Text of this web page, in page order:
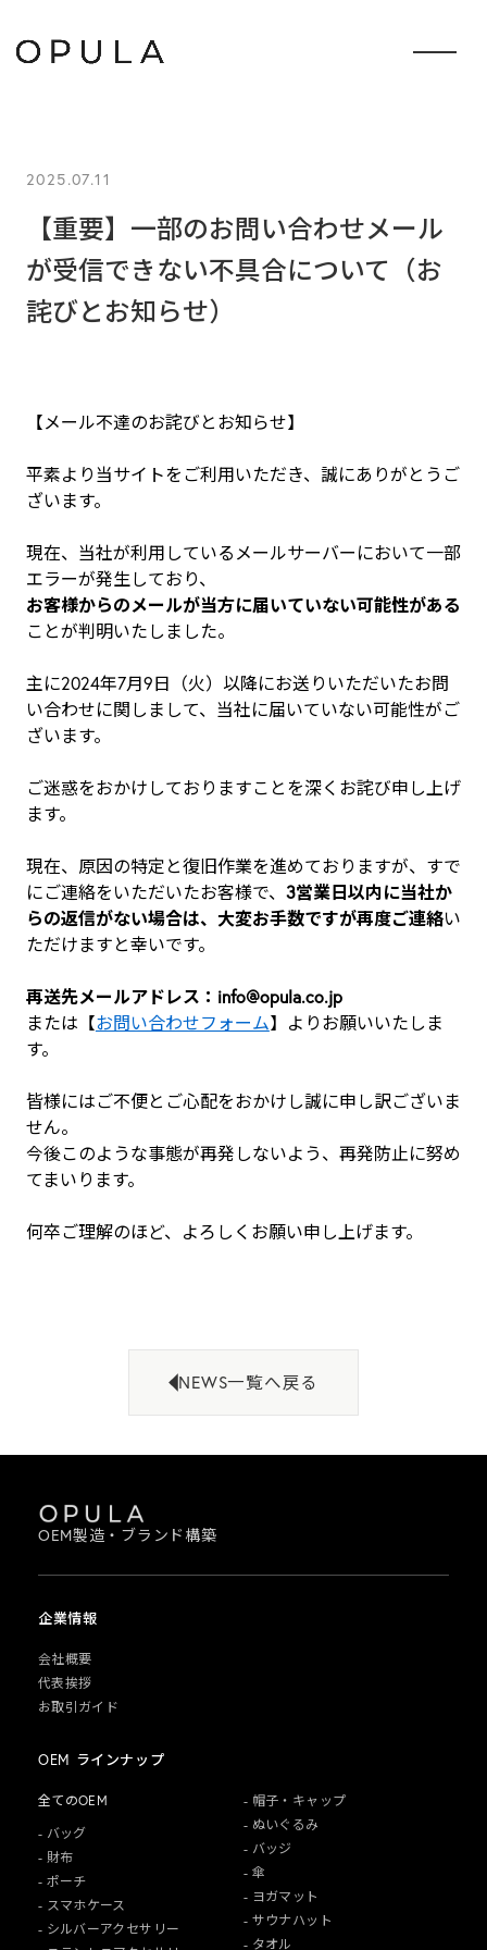
2025.07.11
【重要】一部のお問い合わせメール
が受信できない不具合について（お
詫びとお知らせ）
【メール不達のお詫びとお知らせ】
平素より当サイトをご利用いただき、誠にありがとうご
ざいます。
現在、当社が利用しているメールサーバーにおいて一部
エラーが発生しており、
お客様からのメールが当方に届いていない可能性がある
ことが判明いたしました。
主に2024年7月9日（火）以降にお送りいただいたお問
い合わせに関しまして、当社に届いていない可能性がご
ざいます。
ご迷惑をおかけしておりますことを深くお詫び申し上げ
ます。
現在、原因の特定と復旧作業を進めておりますが、すで
にご連絡をいただいたお客様で、 3営業日以内に当社か
らの返信がない場合は、大変お手数ですが再度ご連絡い
ただけますと幸いです。
再送先メールアドレス：info@opula.co.jp
または【お問い合わせフォーム】よりお願いいたしま
す。
皆様にはご不便とご心配をおかけし誠に申し訳ございま
せん。
今後このような事態が再発しないよう、再発防止に努め
てまいります。
何卒ご理解のほど、よろしくお願い申し上げます。
NEWS一覧へ戻る
OEM製造・ブランド構築
企業情報
会社概要
代表挨拶
お取引ガイド
OEM ラインナップ
全てのOEM
- バッグ
- 財布
- ポーチ
- スマホケース
- シルバーアクセサリー
- 帽子・キャップ
- ぬいぐるみ
- バッジ
- 傘
- ヨガマット
- サウナハット
- タオル